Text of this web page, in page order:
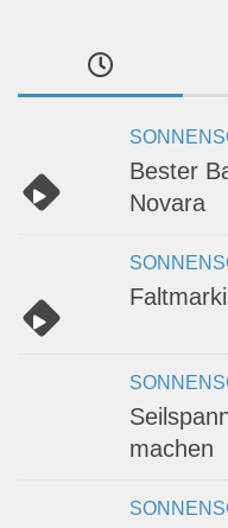
Bester
Novara
machen